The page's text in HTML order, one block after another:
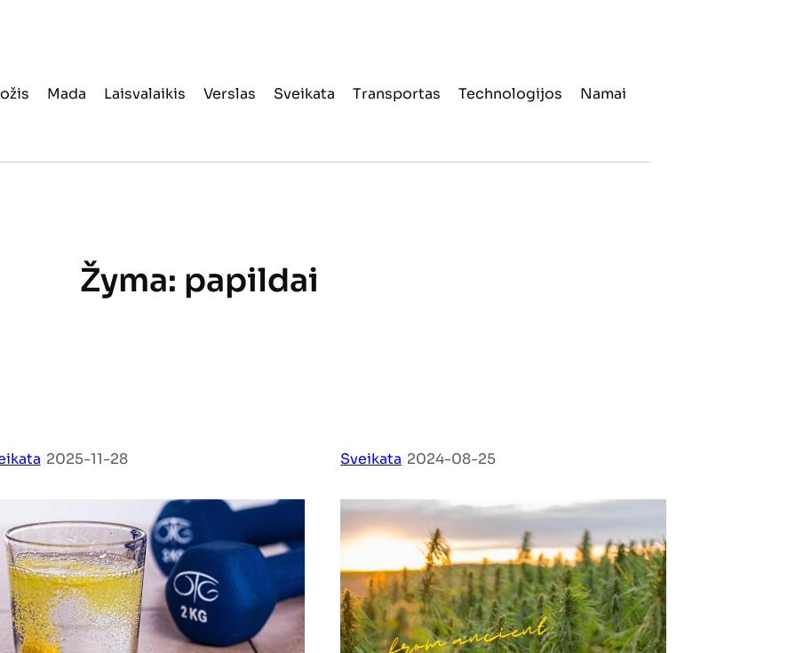
Mada Laisvalaikis Verslas Sveikata Transportas Technologijos Namai
Žyma: papildai
2025-11-28 Sveikata 2024-08-25